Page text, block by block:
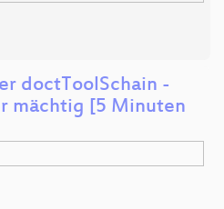
doctToolSchain -
mächtig [5 Minuten